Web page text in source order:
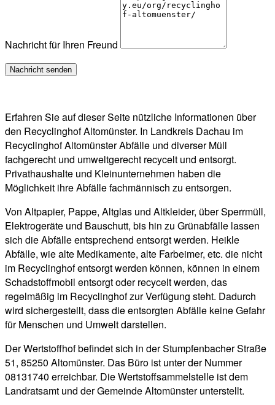
Nachricht für Ihren Freund
Erfahren Sie auf dieser Seite nützliche Informationen über
den Recyclinghof Altomünster. In Landkreis Dachau im
Recyclinghof Altomünster Abfälle und diverser Müll
fachgerecht und umweltgerecht recycelt und entsorgt.
Privathaushalte und Kleinunternehmen haben die
Möglichkeit ihre Abfälle fachmännisch zu entsorgen.
Von Altpapier, Pappe, Altglas und Altkleider, über Sperrmüll,
Elektrogeräte und Bauschutt, bis hin zu Grünabfälle lassen
sich die Abfälle entsprechend entsorgt werden. Heikle
Abfälle, wie alte Medikamente, alte Farbeimer, etc. die nicht
im Recyclinghof entsorgt werden können, können in einem
Schadstoffmobil entsorgt oder recycelt werden, das
regelmäßig im Recyclinghof zur Verfügung steht. Dadurch
wird sichergestellt, dass die entsorgten Abfälle keine Gefahr
für Menschen und Umwelt darstellen.
Der Wertstoffhof befindet sich in der Stumpfenbacher Straße
51, 85250 Altomünster. Das Büro ist unter der Nummer
08131740 erreichbar. Die Wertstoffsammelstelle ist dem
Landratsamt und der Gemeinde Altomünster unterstellt.